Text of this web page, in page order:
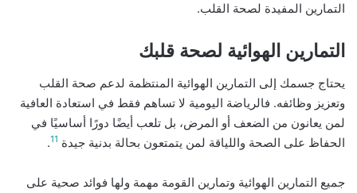
التمارين المفيدة لصحة القلب.
التمارين الهوائية لصحة قلبك
يحتاج جسمك إلى التمارين الهوائية المنتظمة لدعم صحة القلب
وتعزيز وظائفه. فالرياضة اليومية لا تساهم فقط في استعادة العافية
لمن يعانون من الضعف أو المرض، بل تلعب أيضًا دورًا أساسيًا في
الحفاظ على الصحة واللياقة لمن يتمتعون بحالة بدنية جيدة 11
.
جميع التمارين الهوائية وتمارين القومة مهمة ولها فوائد صحية على